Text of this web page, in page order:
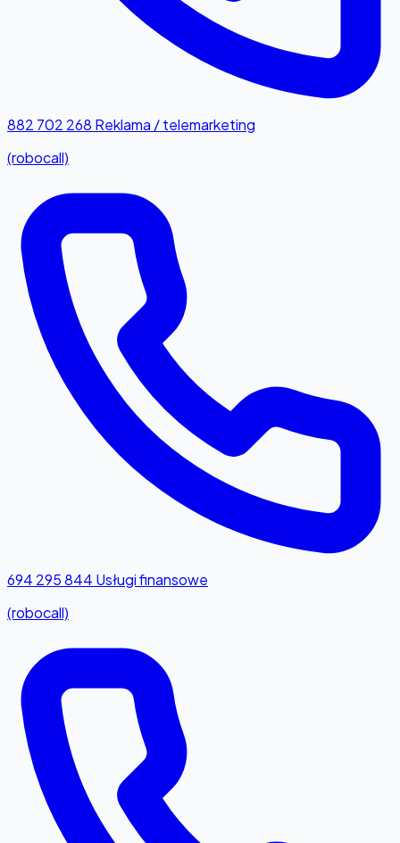
882 702 268 Reklama / telemarketing
(robocall)
694 295 844 Usługi finansowe
(robocall)